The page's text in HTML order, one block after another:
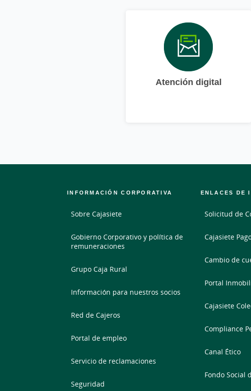
Atención digital
INFORMACIÓN CORPORATIVA
Sobre Cajasiete
Gobierno Corporativo y política de
remuneraciones
Grupo Caja Rural
Información para nuestros socios
Red de Cajeros
Portal de empleo
Servicio de reclamaciones
Seguridad
ENLACES DE
Solicitud de
Cajasiete
Cambio de
Portal
Cajasiete
Compliance
Canal Ético
Fondo Social